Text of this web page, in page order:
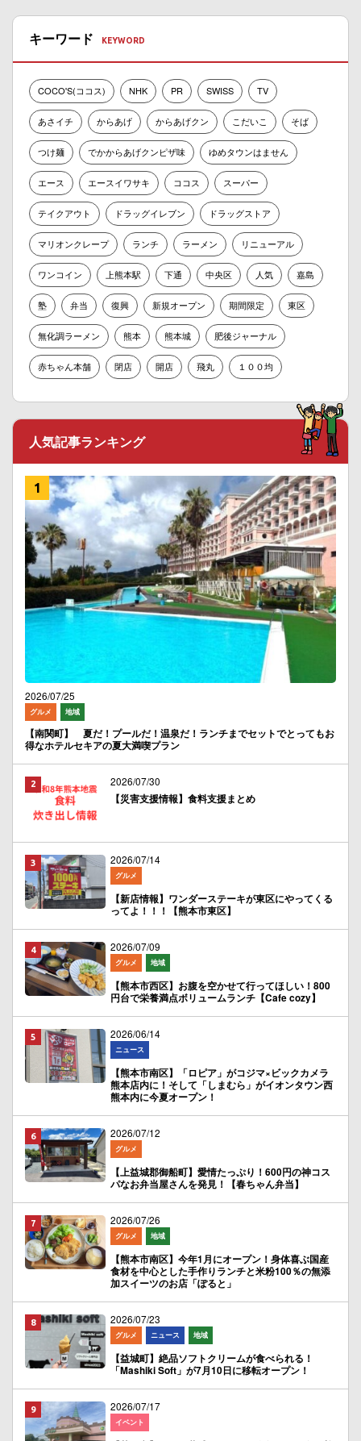
キーワード
COCO'S(ココス) NHK PR SWISS TV
あさイチ からあげ からあげクン こだいこ そば
つけ麺 でかからあげクンピザ味 ゆめタウンはません
エース エースイワサキ ココス スーパー
テイクアウト ドラッグイレブン ドラッグストア
マリオンクレープ ランチ ラーメン リニューアル
ワンコイン 上熊本駅 下通 中央区 人気 嘉島
塾 弁当 復興 新規オープン 期間限定 東区
無化調ラーメン 熊本 熊本城 肥後ジャーナル
赤ちゃん本舗 閉店 開店 飛丸 １００均
人気記事ランキング
2026/07/25
グルメ 地域
【南関町】 夏だ！プールだ！温泉だ！ランチまでセットでとってもお
得なホテルセキアの夏大満喫プラン
2026/07/30
【災害支援情報】食料支援まとめ
2026/07/14
グルメ
【新店情報】ワンダーステーキが東区にやってくる
ってよ！！！【熊本市東区】
2026/07/09
グルメ 地域
【熊本市西区】お腹を空かせて行ってほしい！800
円台で栄養満点ボリュームランチ【Cafe cozy】
2026/06/14
ニュース
【熊本市南区】「ロピア」がコジマ×ビックカメラ
熊本店内に！そして「しまむら」がイオンタウン西
熊本内に今夏オープン！
2026/07/12
グルメ
【上益城郡御船町】愛情たっぷり！600円の神コス
パなお弁当屋さんを発見！【春ちゃん弁当】
2026/07/26
グルメ 地域
【熊本市南区】今年1月にオープン！身体喜ぶ国産
食材を中心とした手作りランチと米粉100％の無添
加スイーツのお店「ぽると」
2026/07/23
グルメ ニュース 地域
【益城町】絶品ソフトクリームが食べられる！
「Mashiki Soft」が7月10日に移転オープン！
2026/07/17
イベント